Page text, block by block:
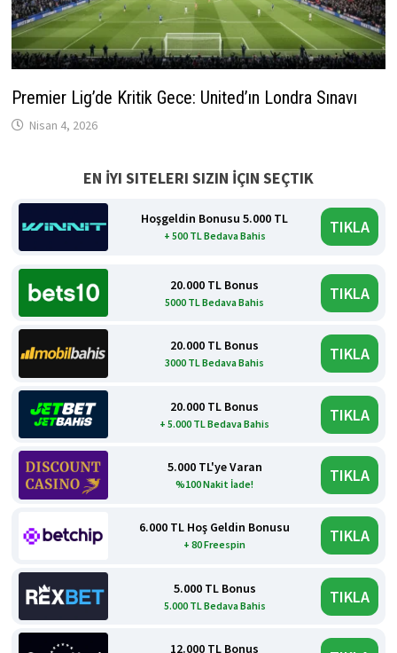
Premier Lig’de Kritik Gece: United’ın Londra Sınavı
Nisan 4, 2026
EN İYI SITELERI SIZIN İÇIN SEÇTIK
Hoşgeldin Bonusu 5.000 TL
+ 500 TL Bedava Bahis TIKLA
20.000 TL Bonus
5000 TL Bedava Bahis TIKLA
20.000 TL Bonus
3000 TL Bedava Bahis TIKLA
20.000 TL Bonus
+ 5.000 TL Bedava Bahis TIKLA
5.000 TL'ye Varan
%100 Nakit İade! TIKLA
6.000 TL Hoş Geldin Bonusu
+ 80 Freespin TIKLA
5.000 TL Bonus
5.000 TL Bedava Bahis TIKLA
12.000 TL Bonus